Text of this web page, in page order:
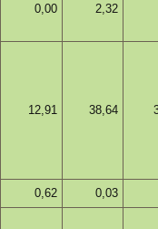
0,00 2,32
12,91 38,64
0,62 0,03